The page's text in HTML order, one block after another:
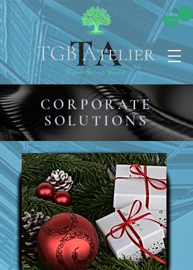
CORPORATE
SOLUTIONS